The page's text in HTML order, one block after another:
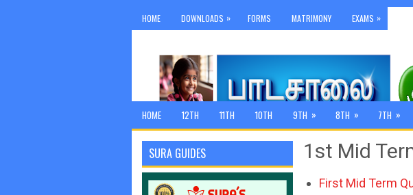
HOME DOWNLOADS » FORMS MATRIMONY EXAMS »
HOME 12TH 11TH 10TH 9TH » 8TH » 7TH »
1st Mid
First Mid Term
SURA GUIDES